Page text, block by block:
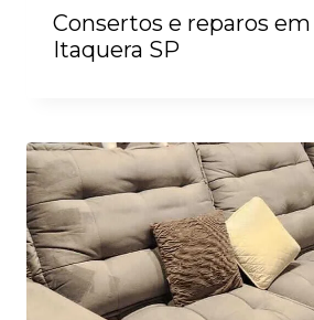
Consertos e reparos
Itaquera SP